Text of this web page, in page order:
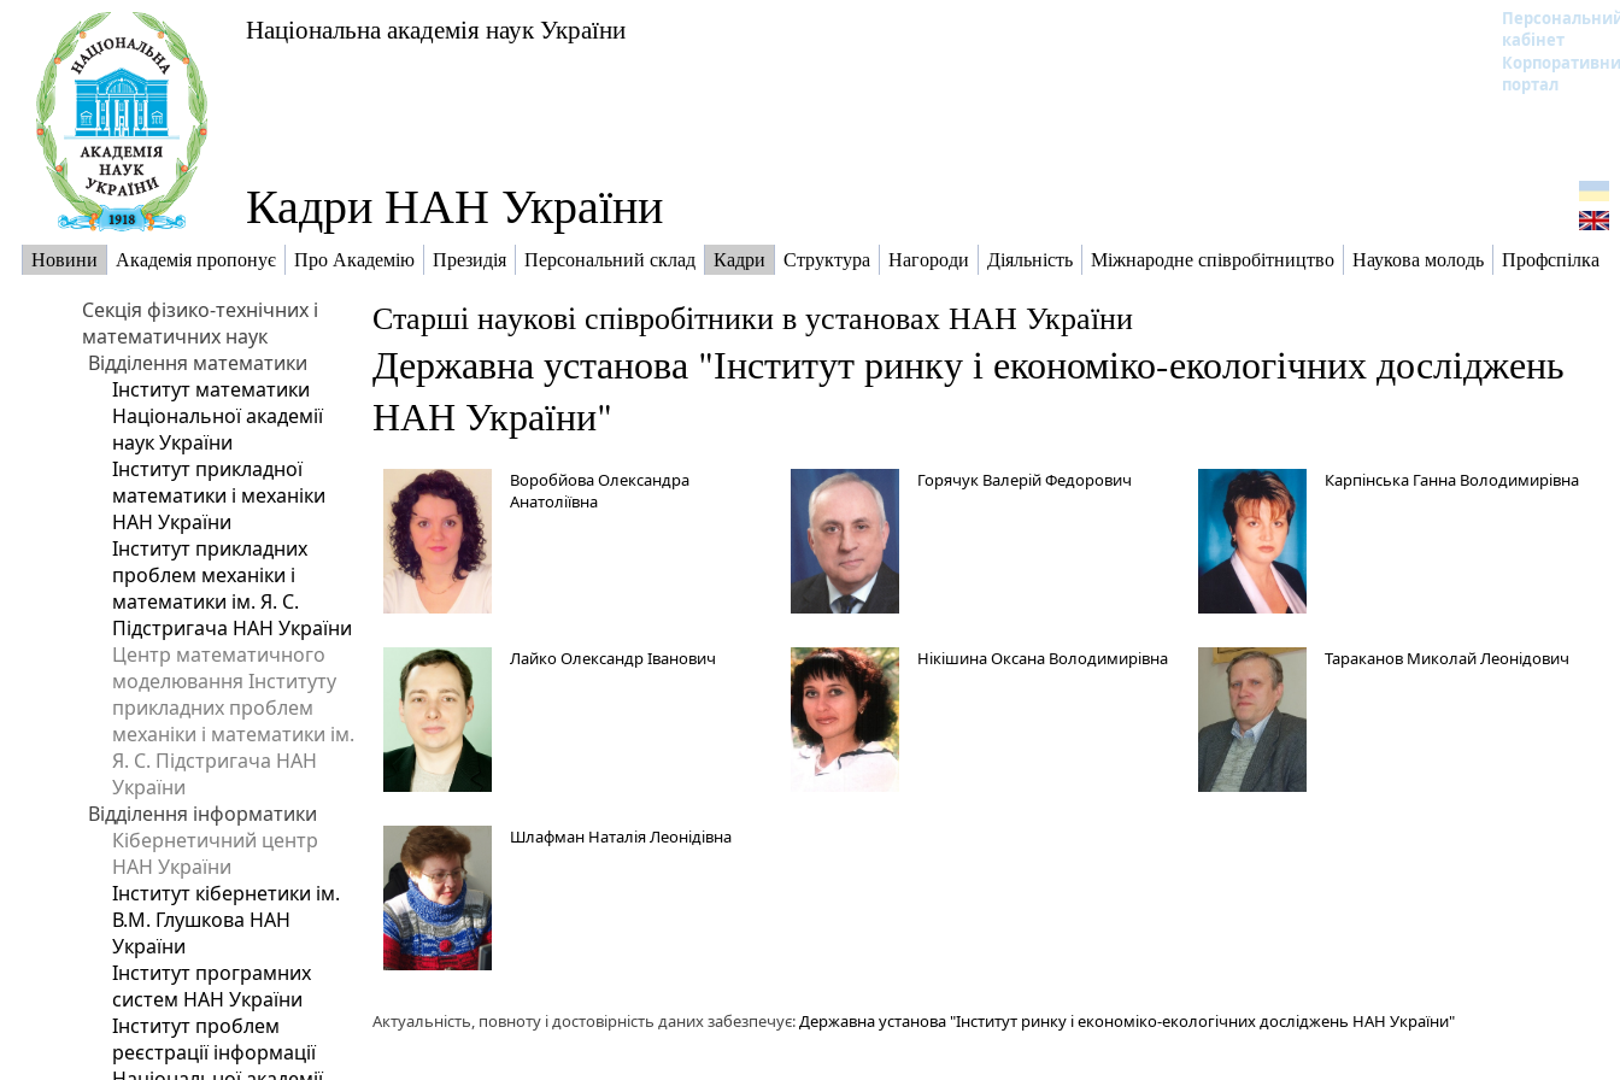
Національна академія наук України
кабінет
портал
Кадри НАН України
Новини Академія пропонує Про Академію Президія Персональний склад Кадри Структура Нагороди Діяльність Міжнародне співробітництво Наукова молодь Профспілка
Секція фізико-технічних і
математичних наук
Відділення математики
Інститут математики
Національної академії
наук України
Інститут прикладної
математики і механіки
НАН України
Інститут прикладних
проблем механіки і
математики ім. Я. С.
Підстригача НАН України
Центр математичного
моделювання Інституту
прикладних проблем
механіки і математики ім.
Я. С. Підстригача НАН
України
Відділення інформатики
Кібернетичний центр
НАН України
Інститут кібернетики ім.
В.М. Глушкова НАН
України
Інститут програмних
систем НАН України
Інститут проблем
реєстрації інформації
Старші наукові співробітники в установах НАН України
Державна установа "Інститут ринку і економіко-екологічних досліджень
НАН України"
Воробйова Олександра
Анатоліївна
Горячук Валерій Федорович Карпінська Ганна Володимирівна
Лайко Олександр Іванович Нікішина Оксана Володимирівна Тараканов Миколай Леонідович
Шлафман Наталія Леонідівна
Актуальність, повноту і достовірність даних забезпечує:Державна установа "Інститут ринку і економіко-екологічних досліджень НАН України"